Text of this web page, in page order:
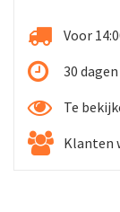
Voor
30
Te
Klanten